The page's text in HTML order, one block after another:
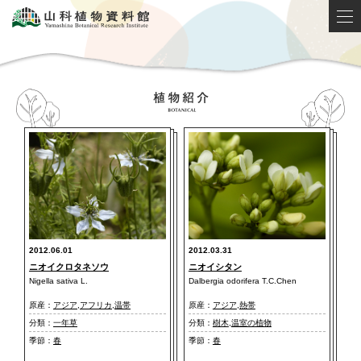
2012.06.01
ニオイクロタネソウ
Nigella sativa L.
原産： アジア アフリカ 温帯
分類： 一年草
季節： 春
2012.03.31
ニオイシタン
Dalbergia odorifera T.C.Chen
原産： アジア 熱帯
分類： 樹木, 温室の植物
季節： 春